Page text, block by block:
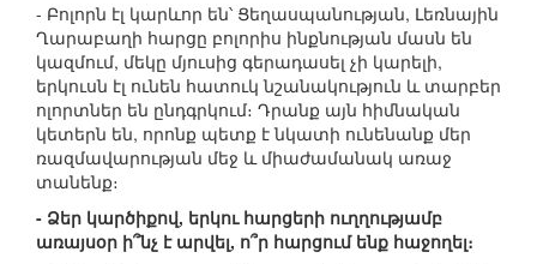
- Բոլորն էլ կարևոր են՝ Ցեղասպանության, Լեռնային
Ղարաբաղի հարցը բոլորիս ինքնության մասն են
կազմում, մեկը մյուսից գերադասել չի կարելի,
երկուսն էլ ունեն հատուկ նշանակություն և տարբեր
ոլորտներ են ընդգրկում։ Դրանք այն հիմնական
կետերն են, որոնք պետք է նկատի ունենանք մեր
ռազմավարության մեջ և միաժամանակ առաջ
տանենք։
- Ձեր կարծիքով, երկու հարցերի ուղղությամբ
առայսօր ի՞նչ է արվել, ո՞ր հարցում ենք հաջողել։